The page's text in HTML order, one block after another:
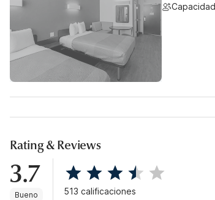
Rating & Reviews
3.7
Bueno 513 calificaciones